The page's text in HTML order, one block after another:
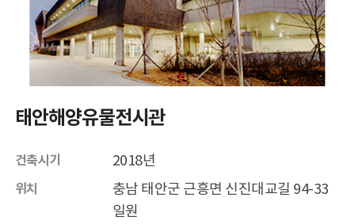
태안해양유물전시관
건축시기 2018년
위치
충남 태안군 근흥면 신진대교길 94-33
일원